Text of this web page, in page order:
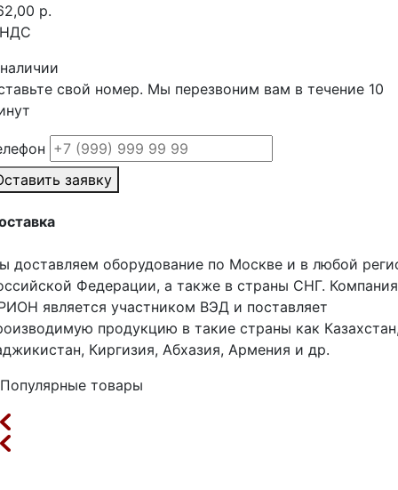
р.
свой номер. Мы перезвоним вам в течение 10
заявку
доставляем оборудование по Москве и в любой
Федерации, а также в страны СНГ. Компания
является участником ВЭД и поставляет
продукцию в такие страны как
Киргизия, Абхазия, Армения и др.
Популярные товары